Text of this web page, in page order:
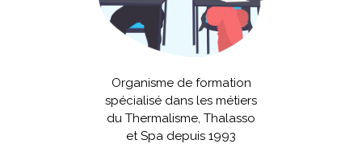
Organisme de formation
spécialisé dans les métiers
du Thermalisme, Thalasso
et Spa depuis 1993